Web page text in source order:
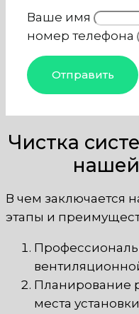
Ваше имя
номер телефона
Чистка
В чем заключается
этапы и
Планирование
места